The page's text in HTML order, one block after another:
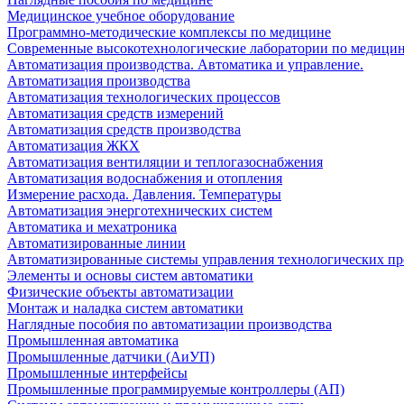
Медицинское учебное оборудование
Программно-методические комплексы по медицине
Современные высокотехнологические лаборатории по
Автоматизация производства. Автоматика и управление.
Автоматизация производства
Автоматизация технологических процессов
Автоматизация средств измерений
Автоматизация средств производства
Автоматизация ЖКХ
Автоматизация вентиляции и теплогазоснабжения
Автоматизация водоснабжения и отопления
Измерение расхода. Давления. Температуры
Автоматизация энерготехнических систем
Автоматика и мехатроника
Автоматизированные линии
Автоматизированные системы управления технологических
Элементы и основы систем автоматики
Физические объекты автоматизации
Монтаж и наладка систем автоматики
Наглядные пособия по автоматизации производства
Промышленная автоматика
Промышленные датчики (АиУП)
Промышленные интерфейсы
Промышленные программируемые контроллеры (АП)